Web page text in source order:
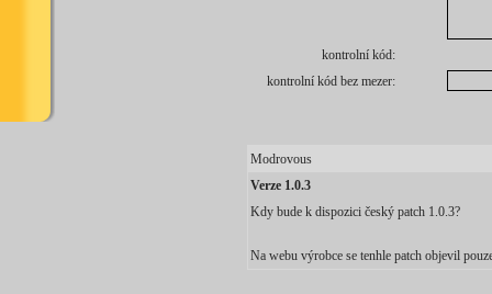
kontrolní kód:
kontrolní kód bez mezer:
Modrovous
Verze 1.0.3
Kdy bude k dispozici český patch 1.0.3?
Na webu výrobce se tenhle patch objevil